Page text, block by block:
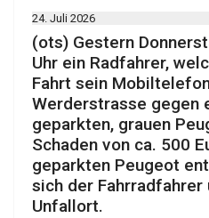
24. Juli 2026
(ots) Gestern
Uhr ein Radfahrer,
Fahrt sein
Werderstrasse gegen
geparkten, grauen
Schaden von ca. 500
geparkten Peugeot
sich der Fahrradfahrer
Unfallort.